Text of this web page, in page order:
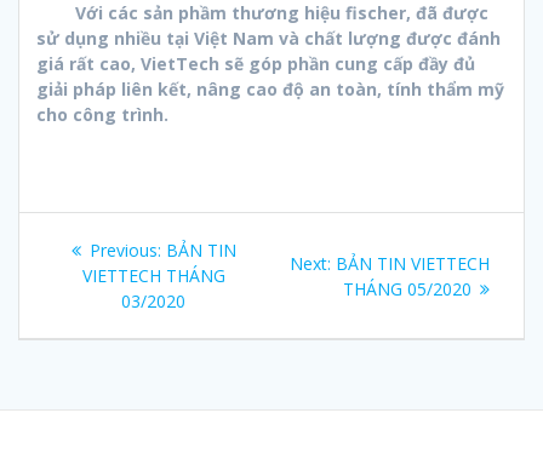
Với các sản phầm thương hiệu fischer, đã được
sử dụng nhiều tại Việt Nam và chất lượng được đánh
giá rất cao, VietTech sẽ góp phần cung cấp đầy đủ
giải pháp liên kết, nâng cao độ an toàn, tính thẩm mỹ
cho công trình.
Điều
hướng
bài
Previous: Previous
post:
BẢN TIN
VIETTECH THÁNG
03/2020
Next: Next
post:
BẢN TIN VIETTECH
THÁNG 05/2020